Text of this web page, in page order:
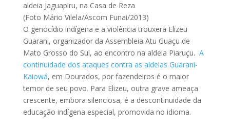
aldeia Jaguapiru, na Casa de Reza
(Foto Mário Vilela/Ascom Funai/2013)
O genocídio indígena e a violência trouxera Elizeu
Guarani, organizador da Assembleia Atu Guaçu de
Mato Grosso do Sul, ao encontro na aldeia Piaruçu. A
continuidade dos ataques contra as aldeias Guarani-
Kaiowá, em Dourados, por fazendeiros é o maior
temor de seu povo. Para Elizeu, outra grave ameaça
crescente, embora silenciosa, é a descontinuidade da
educação indígena especial, promovida no idioma.